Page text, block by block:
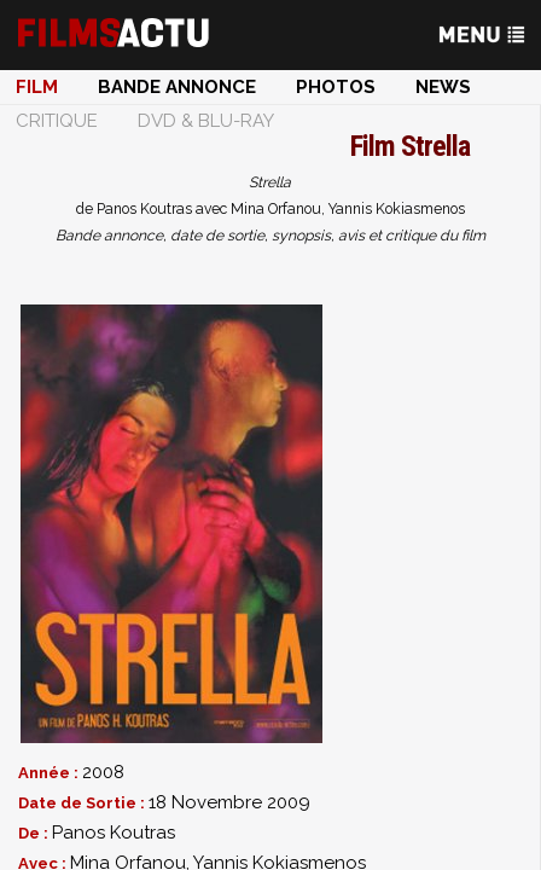
FILM BANDE ANNONCE PHOTOS
NEWS
CRITIQUE
DVD & BLU-RAY
Film Strella
Strella
de Panos Koutras avec Mina Orfanou, Yannis Kokiasmenos
Bande annonce, date de sortie, synopsis, avis et critique du film
Année : 2008
Date de Sortie : 18 Novembre 2009
De : Panos Koutras
Avec : Mina Orfanou, Yannis Kokiasmenos